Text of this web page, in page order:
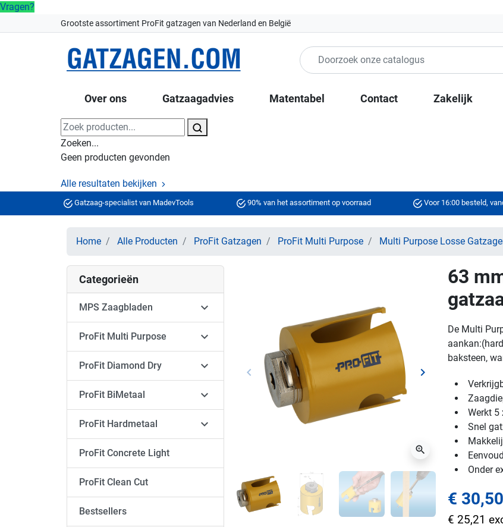
Vragen?
Grootste assortiment ProFit gatzagen van Nederland en België
Over ons Gatzaagadvies Matentabel Contact Zakelijk
Zoeken...
Geen producten gevonden
Alle resultaten bekijken
Gatzaag-specialist van MadevTools 90% van het assortiment op voorraad Voor 16:00 besteld,
Home Alle Producten ProFit Gatzagen ProFit Multi Purpose Multi Purpose Losse
Categorieën
MPS Zaagbladen 
ProFit Multi Purpose 
ProFit Diamond Dry 
ProFit BiMetaal 
ProFit Hardmetaal 
ProFit Concrete Light
ProFit Clean Cut
Bestsellers
Vorige
keyboard_arrow_left Volgende
keyboard_arrow_right
zoom_in
63
De Multi
baksteen,
Werkt 5
Snel
Onder
€
€ 25,21